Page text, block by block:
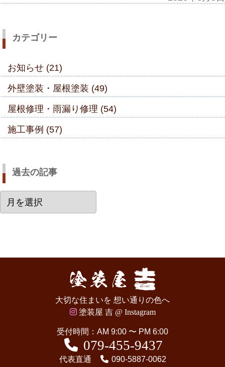
カテゴリー
お知らせ (21)
外壁塗装・屋根塗装 (49)
屋根修理・雨漏り修理 (54)
施工事例 (57)
過去の記事
去
大切な住まいを 想い通りの色へ
塗装屋 吉 @ Instagram
受付時間：AM 9:00 〜 PM 6:00
079-455-9437
代表直通 090-5887-0062